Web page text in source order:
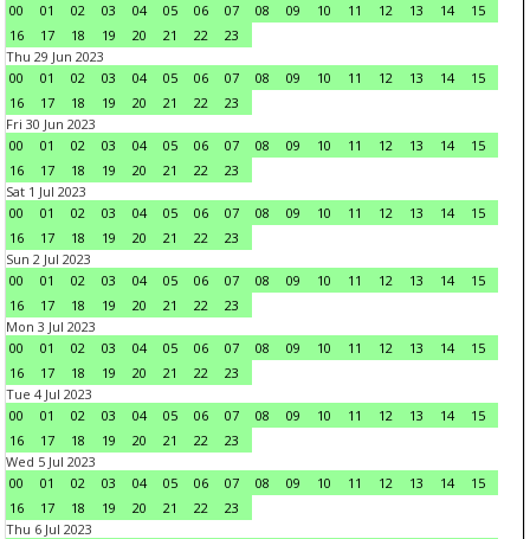
00
01 02 03 04 05 06 07 08 09 10 11 12 13 14
15
16
17 18 19 20 21 22
23
Thu 29 Jun 2023
00
01 02 03 04 05 06 07 08 09 10 11 12 13 14
15
16
17 18 19 20 21 22
23
Fri 30 Jun 2023
00
01 02 03 04 05 06 07 08 09 10 11 12 13 14
15
16
17 18 19 20 21 22
23
Sat 1 Jul 2023
00
01 02 03 04 05 06 07 08 09 10 11 12 13 14
15
16
17 18 19 20 21 22
23
Sun 2 Jul 2023
00
01 02 03 04 05 06 07 08 09 10 11 12 13 14
15
16
17 18 19 20 21 22
23
Mon 3 Jul 2023
00
01 02 03 04 05 06 07 08 09 10 11 12 13 14
15
16
17 18 19 20 21 22
23
Tue 4 Jul 2023
00
01 02 03 04 05 06 07 08 09 10 11 12 13 14
15
16
17 18 19 20 21 22
23
Wed 5 Jul 2023
00
01 02 03 04 05 06 07 08 09 10 11 12 13 14
15
16
17 18 19 20 21 22
23
Thu 6 Jul 2023